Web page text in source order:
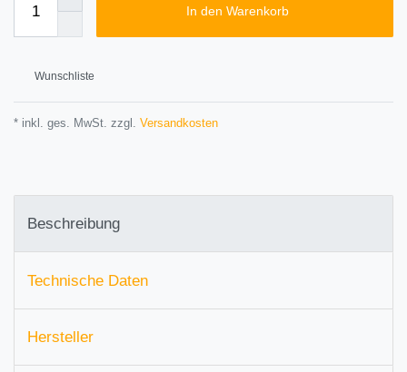
In den Warenkorb
Wunschliste
* inkl. ges. MwSt. zzgl. Versandkosten
Beschreibung
Technische Daten
Hersteller